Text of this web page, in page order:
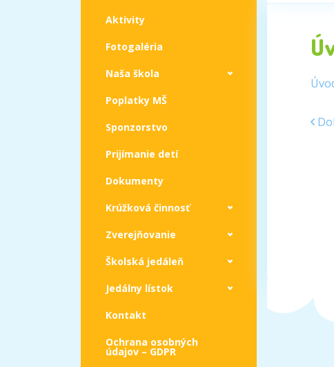
Aktivity
Fotogaléria
Naša škola
Poplatky MŠ
Sponzorstvo
Prijímanie detí
Dokumenty
Krúžková činnosť
Zverejňovanie
Školská jedáleň
Jedálny lístok
Kontakt
Ochrana osobných
údajov – GDPR